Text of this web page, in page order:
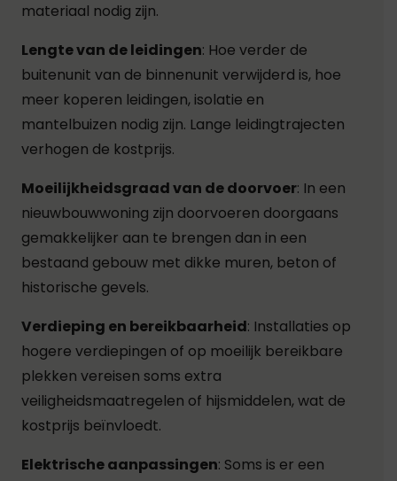
materiaal nodig zijn.
Lengte van de leidingen: Hoe verder de
buitenunit van de binnenunit verwijderd is, hoe
meer koperen leidingen, isolatie en
mantelbuizen nodig zijn. Lange leidingtrajecten
verhogen de kostprijs.
Moeilijkheidsgraad van de doorvoer: In een
nieuwbouwwoning zijn doorvoeren doorgaans
gemakkelijker aan te brengen dan in een
bestaand gebouw met dikke muren, beton of
historische gevels.
Verdieping en bereikbaarheid: Installaties op
hogere verdiepingen of op moeilijk bereikbare
plekken vereisen soms extra
veiligheidsmaatregelen of hijsmiddelen, wat de
kostprijs beïnvloedt.
Elektrische aanpassingen: Soms is er een